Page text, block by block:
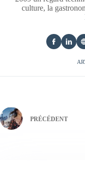
culture, la
PRÉCÉDENT